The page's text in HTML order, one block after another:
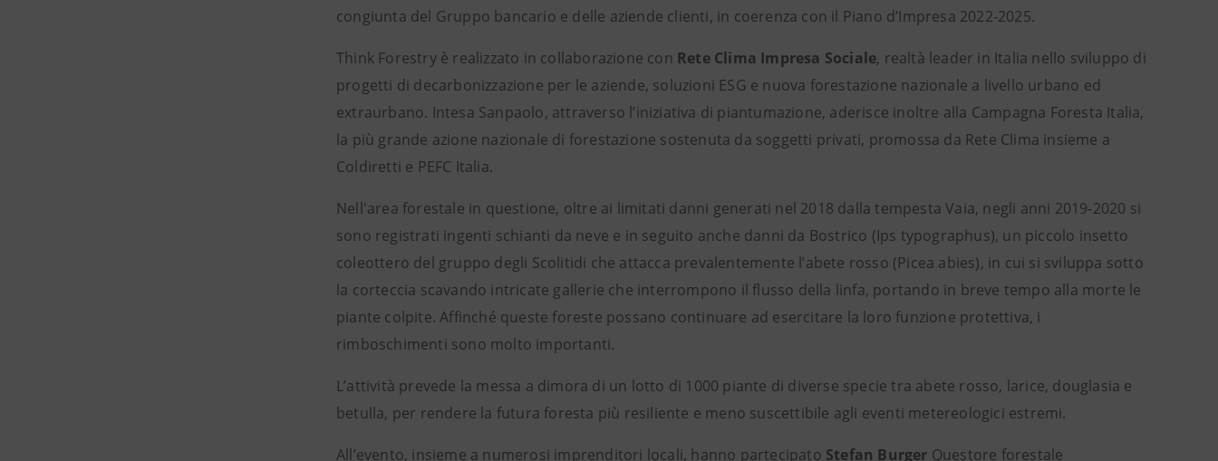
congiunta del Gruppo bancario e delle aziende clienti, in coerenza con il Piano d’Impresa 2022-2025.
Think Forestry è realizzato in collaborazione con Rete Clima Impresa Sociale, realtà leader in Italia nello sviluppo di
progetti di decarbonizzazione per le aziende, soluzioni ESG e nuova forestazione nazionale a livello urbano ed
extraurbano. Intesa Sanpaolo, attraverso l’iniziativa di piantumazione, aderisce inoltre alla Campagna Foresta Italia,
la più grande azione nazionale di forestazione sostenuta da soggetti privati, promossa da Rete Clima insieme a
Coldiretti e PEFC Italia.
Nell'area forestale in questione, oltre ai limitati danni generati nel 2018 dalla tempesta Vaia, negli anni 2019-2020 si
sono registrati ingenti schianti da neve e in seguito anche danni da Bostrico (Ips typographus), un piccolo insetto
coleottero del gruppo degli Scolitidi che attacca prevalentemente l’abete rosso (Picea abies), in cui si sviluppa sotto
la corteccia scavando intricate gallerie che interrompono il flusso della linfa, portando in breve tempo alla morte le
piante colpite. Affinché queste foreste possano continuare ad esercitare la loro funzione protettiva, i
rimboschimenti sono molto importanti.
L’attività prevede la messa a dimora di un lotto di 1000 piante di diverse specie tra abete rosso, larice, douglasia e
betulla, per rendere la futura foresta più resiliente e meno suscettibile agli eventi metereologici estremi.
All’evento, insieme a numerosi imprenditori locali, hanno partecipato Stefan Burger Questore forestale